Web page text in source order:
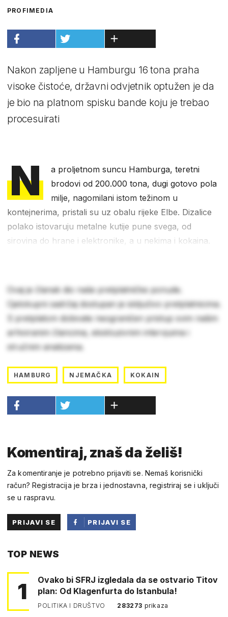
PROFIMEDIA
Nakon zapljene u Hamburgu 16 tona praha
visoke čistoće, državni odvjetnik optužen je da
je bio na platnom spisku bande koju je trebao
procesuirati
N
a proljetnom suncu Hamburga, teretni
brodovi od 200.000 tona, dugi gotovo pola
milje, nagomilani istom težinom u
kontejnerima, pristali su uz obalu rijeke Elbe. Dizalice
polako istovaruju metalne kutije pune svega, od
sirovina do hrane i elektronike, a u nekima i kokaina.
Ovaj je članak dio naše pretplatničke ponude.
Cjelokupni sadržaj dostupan je isključivo pretplatnicima.
S pretplatom dobivate neograničen pristup svim našim
arhiviranim člancima, ekskluzivnim intervjuima i
stručnim analizama.
HAMBURG NJEMAČKA KOKAIN
Komentiraj, znaš da želiš!
Za komentiranje je potrebno prijaviti se. Nemaš korisnički
račun? Registracija je brza i jednostavna, registriraj se i uključi
se u raspravu.
PRIJAVI SE
PRIJAVI SE
TOP NEWS
1
Ovako bi SFRJ izgledala da se ostvario Titov
plan: Od Klagenfurta do Istanbula!
POLITIKA I DRUŠTVO 283273 prikaza